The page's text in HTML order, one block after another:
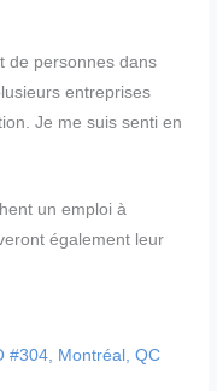
de personnes dans
entreprises
Je me suis senti en
un emploi à
également leur
#304, Montréal, QC